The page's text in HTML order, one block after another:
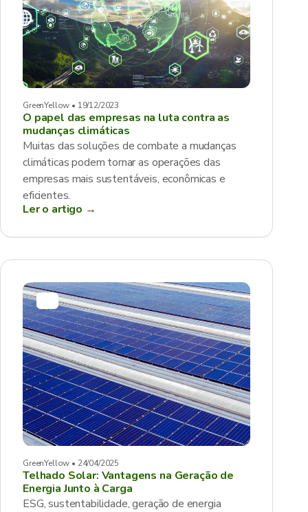
GreenYellow • 19/12/2023
O papel das empresas na luta contra as
mudanças climáticas
Muitas das soluções de combate a mudanças
climáticas podem tornar as operações das
empresas mais sustentáveis, econômicas e
eficientes.
Ler o artigo →
GreenYellow • 24/04/2025
Telhado Solar: Vantagens na Geração de
Energia Junto à Carga
ESG, sustentabilidade, geração de energia